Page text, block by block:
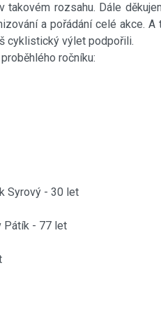
takovém rozsahu. Dále
a pořádání celé akce.
cyklistický výlet podpořili.
ročníku:
Syrový - 30 let
Pátík - 77 let